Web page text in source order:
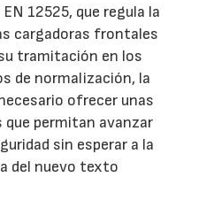
12525, que regula la
cargadoras frontales
tramitación en los
de normalización, la
ofrecer unas
permitan avanzar
sin esperar a la
del nuevo texto